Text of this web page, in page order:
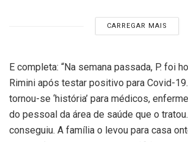
CARREGAR MAIS
E completa: “Na semana passada, P. foi
Rimini após testar positivo para Covid-
tornou-se ‘história’ para médicos,
do pessoal da área de saúde que o tratou.
conseguiu. A família o levou para casa